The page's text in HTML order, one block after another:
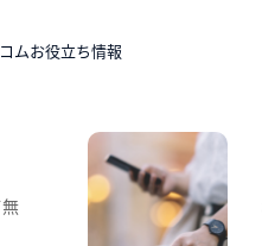
ムお役立ち情報